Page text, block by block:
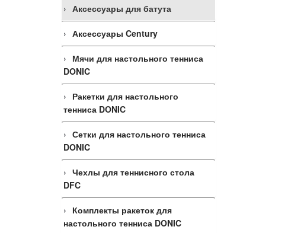
Аксессуары для батута
Аксессуары Century
Мячи для настольного тенниса
DONIC
Ракетки для настольного
тенниса DONIC
Сетки для настольного тенниса
DONIC
Чехлы для теннисного стола
DFC
Комплекты ракеток для
настольного тенниса DONIC